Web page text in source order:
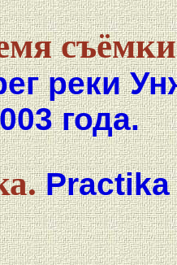
реки
года.
Practika